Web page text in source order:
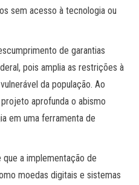
sem acesso à tecnologia ou
de garantias
pois amplia as restrições à
da população. Ao
aprofunda o abismo
em uma ferramenta de
a implementação de
moedas digitais e sistemas